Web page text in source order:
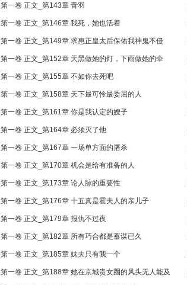
第一卷 正文_第143章 青羽
第一卷 正文_第146章 我死，她也活着
第一卷 正文_第149章 求惠正皇太后保佑我神鬼不侵
第一卷 正文_第152章 天黑做她的灯，下雨做她的伞
第一卷 正文_第155章 不如你去死吧
第一卷 正文_第158章 天下最可怜最委屈的人
第一卷 正文_第161章 你是我认定的嫂子
第一卷 正文_第164章 必须灭了他
第一卷 正文_第167章 一场单方面的屠杀
第一卷 正文_第170章 机会是给有准备的人
第一卷 正文_第173章 论人脉的重要性
第一卷 正文_第176章 十五真是霍夫人的亲儿子
第一卷 正文_第179章 报仇不过夜
第一卷 正文_第182章 所有巧合都是蓄谋已久
第一卷 正文_第185章 妹夫只有我一个
第一卷 正文_第188章 她在京城贵女圈的风头无人能及